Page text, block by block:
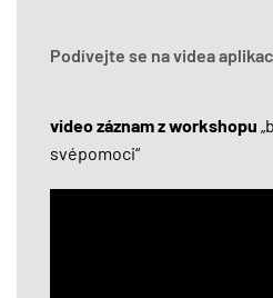
Podívejte se na videa
video záznam z workshopu
svépomoci“